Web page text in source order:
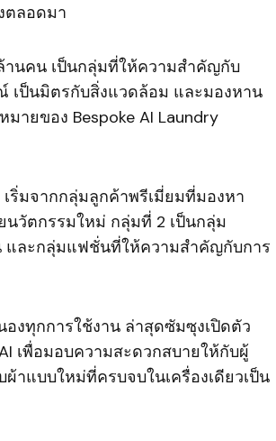
ตลอดมา
านคน เป็นกลุ่มที่ให้ความสำคัญกับ
เป็นมิตรกับสิ่งแวดล้อม และมองหาน
ายของ Bespoke AI Laundry
ริ่มจากกลุ่มลูกค้าพรีเมี่ยมที่มองหา
วัตกรรมใหม่ กลุ่มที่ 2 เป็นกลุ่ม
และกลุ่มแฟชั่นที่ให้ความสำคัญกับการ
ทุกการใช้งาน ล่าสุดซัมซุงเปิดตัว
เพื่อมอบความสะดวกสบายให้กับผู้
าแบบใหม่ที่ครบจบในเครื่องเดียวเป็น